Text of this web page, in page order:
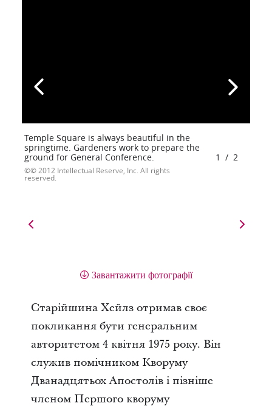
Temple Square is always beautiful in the
springtime. Gardeners work to prepare the
ground for General Conference.
© 2012 Intellectual Reserve, Inc. All rights
reserved.
1 / 2
Завантажити фотографії
Старійшина Хейлз отримав своє
покликання бути генеральним
авторитетом 4 квітня 1975 року. Він
служив помічником Кворуму
Дванадцятьох Апостолів і пізніше
членом Першого кворуму